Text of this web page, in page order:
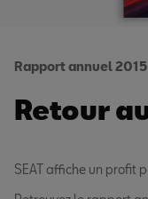
Rapport annuel 2015
Retour
SEAT affiche un profit